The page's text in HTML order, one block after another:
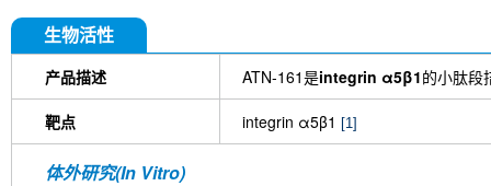
生物活性
产品描述 ATN-161是integrin α5β1的小肽段
靶点 integrin α5β1 [1]
体外研究(In Vitro)